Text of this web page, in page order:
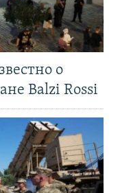
о
Balzi Rossi